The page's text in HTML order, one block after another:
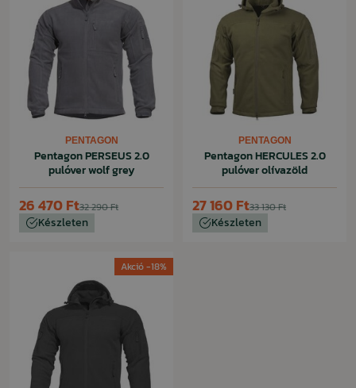
PENTAGON
Pentagon PERSEUS 2.0
pulóver wolf grey
32 290 Ft
26 470 Ft
Készleten
PENTAGON
Pentagon HERCULES 2.0
pulóver olívazöld
33 130 Ft
27 160 Ft
Készleten
Akció -18%